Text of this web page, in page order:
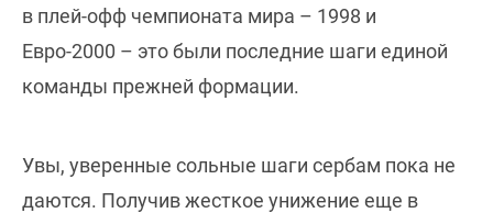
в плей-офф чемпионата мира – 1998 и
Евро-2000 – это были последние шаги единой
команды прежней формации.
Увы, уверенные сольные шаги сербам пока не
даются. Получив жесткое унижение еще в